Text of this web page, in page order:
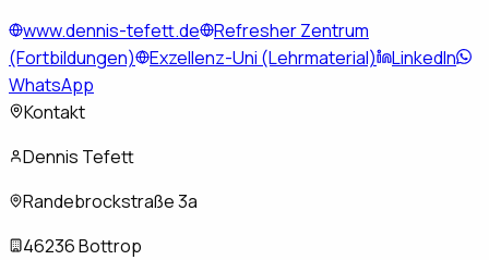
www.dennis-tefett.de
Refresher Zentrum
(Fortbildungen)
Exzellenz-Uni (Lehrmaterial)
LinkedIn
WhatsApp
Kontakt
Dennis Tefett
Randebrockstraße 3a
46236 Bottrop